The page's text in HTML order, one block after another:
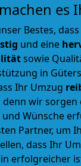
es
Bestes,
und eine
sowie
in
Ihr Umzug
wir sorgen
Wünsche
Partner, um
dass Ihr
erfolgreicher